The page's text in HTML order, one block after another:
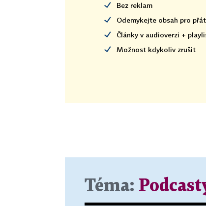
Bez reklam
Odemykejte obsah pro
Články v audioverzi +
Možnost kdykoliv zrušit
Téma: